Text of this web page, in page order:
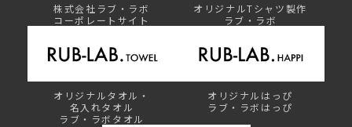
株式会社ラブ・ラボ
コーポレートサイト
オリジナルTシャツ製作
ラブ・ラボ
オリジナルタオル・
名入れタオル
ラブ・ラボタオル
オリジナルはっぴ
ラブ・ラボはっぴ